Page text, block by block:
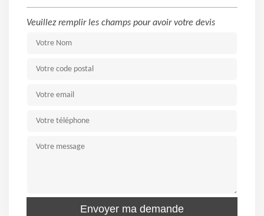
Veuillez remplir les champs pour avoir votre devis